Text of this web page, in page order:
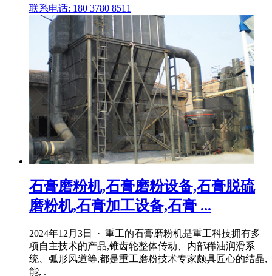
联系电话: 180 3780 8511
石膏磨粉机,石膏磨粉设备,石膏脱硫
磨粉机,石膏加工设备,石膏 ...
2024年12月3日 · 重工的石膏磨粉机是重工科技拥有多
项自主技术的产品,锥齿轮整体传动、内部稀油润滑系
统、弧形风道等,都是重工磨粉技术专家颇具匠心的结晶,
能, .